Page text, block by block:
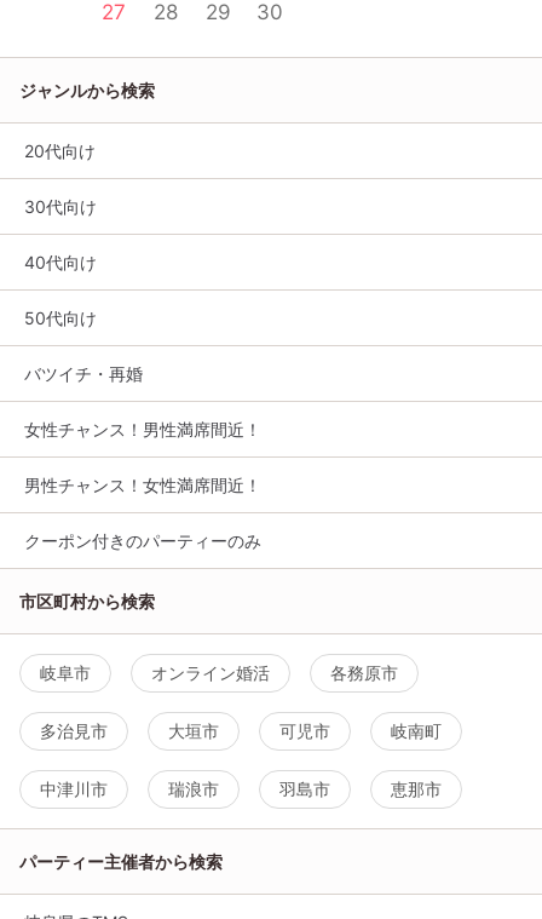
27 28 29 30
ジャンルから検索
20代向け
30代向け
40代向け
50代向け
バツイチ・再婚
女性チャンス！男性満席間近！
男性チャンス！女性満席間近！
クーポン付きのパーティーのみ
市区町村から検索
岐阜市 オンライン婚活 各務原市
多治見市 大垣市 可児市 岐南町
中津川市 瑞浪市 羽島市 恵那市
パーティー主催者から検索